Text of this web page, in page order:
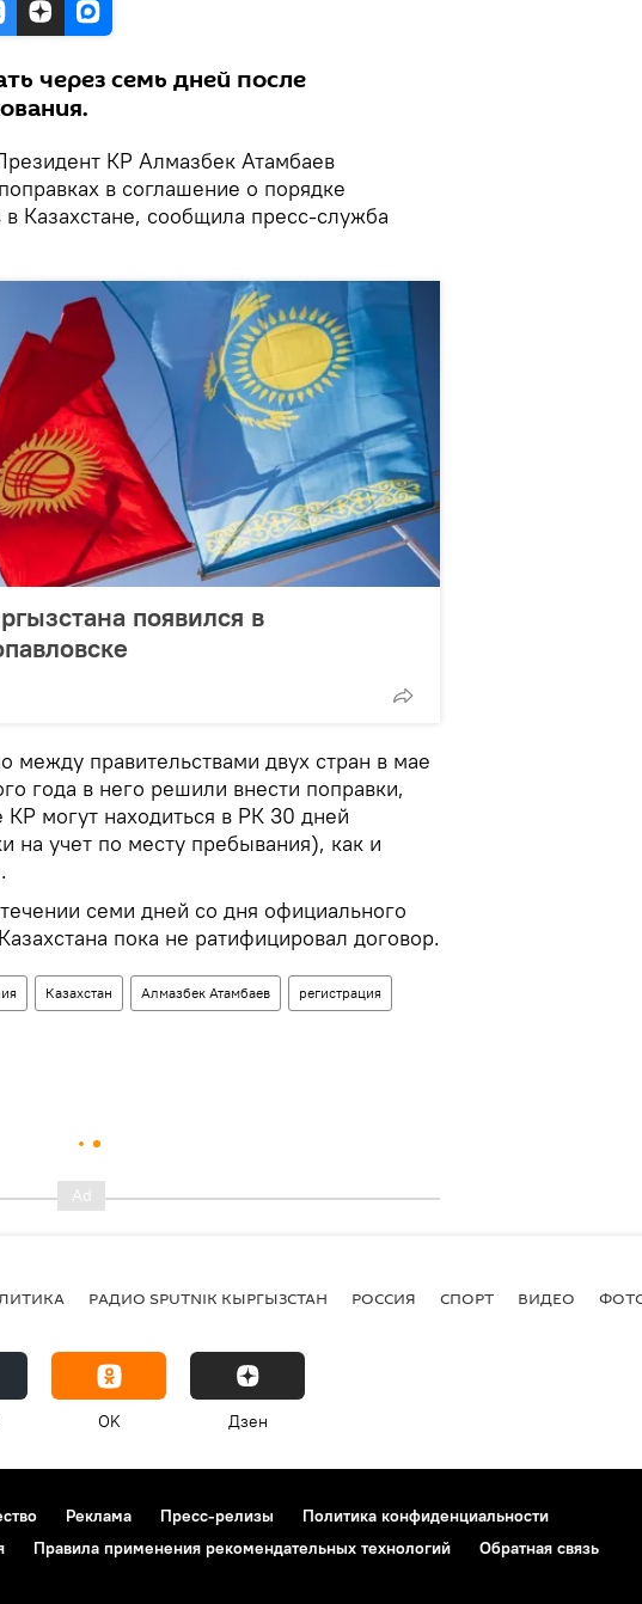
через семь дней после
КР Алмазбек Атамбаев
в соглашение о порядке
Казахстане, сообщила пресс-служба
появился в
между правительствами двух стран в мае
года в него решили внести поправки,
могут находиться в РК 30 дней
на учет по месту пребывания), как и
семи дней со дня официального
пока не ратифицировал договор.
Казахстан Алмазбек Атамбаев регистрация
РАДИО SPUTNIK КЫРГЫЗСТАН РОССИЯ СПОРТ ВИДЕО
OK Дзен
Реклама Пресс-релизы
Политика конфиденциальности
Правила применения рекомендательных технологий Обратная связь